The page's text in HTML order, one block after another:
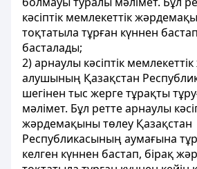
кәсіптік мемлекеттік
тоқтатыла тұрған күннен
басталады;
2) арнаулы кәсіптік
алушының Қазақстан
шегінен тыс жерге тұрақты
мәлімет. Бұл ретте арнаулы
жәрдемақыны төлеу Қазақстан
Республикасының аумағына
келген күннен бастап, бірақ